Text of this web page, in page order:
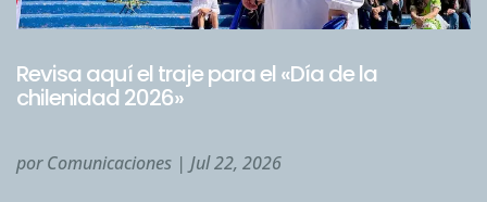
Revisa aquí el traje para el «Día de la
chilenidad 2026»
porComunicaciones | Jul 22, 2026